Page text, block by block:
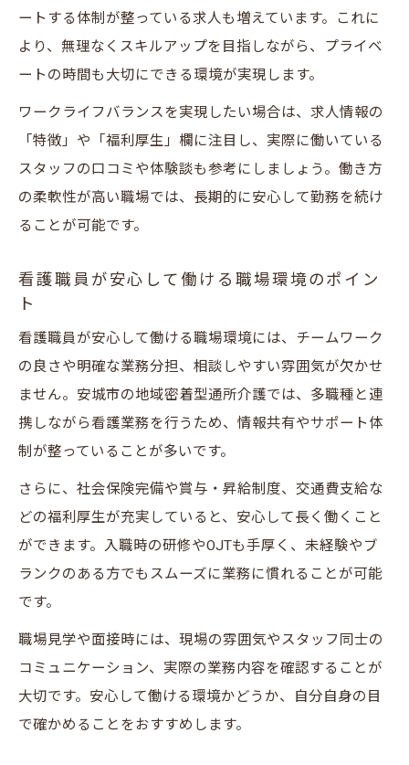
ートする体制が整っている求人も増えています。これに
より、無理なくスキルアップを目指しながら、プライベ
ートの時間も大切にできる環境が実現します。
ワークライフバランスを実現したい場合は、求人情報の
「特徴」や「福利厚生」欄に注目し、実際に働いている
スタッフの口コミや体験談も参考にしましょう。働き方
の柔軟性が高い職場では、長期的に安心して勤務を続け
ることが可能です。
看護職員が安心して働ける職場環境のポイン
ト
看護職員が安心して働ける職場環境には、チームワーク
の良さや明確な業務分担、相談しやすい雰囲気が欠かせ
ません。安城市の地域密着型通所介護では、多職種と連
携しながら看護業務を行うため、情報共有やサポート体
制が整っていることが多いです。
さらに、社会保険完備や賞与・昇給制度、交通費支給な
どの福利厚生が充実していると、安心して長く働くこと
ができます。入職時の研修やOJTも手厚く、未経験やブ
ランクのある方でもスムーズに業務に慣れることが可能
です。
職場見学や面接時には、現場の雰囲気やスタッフ同士の
コミュニケーション、実際の業務内容を確認することが
大切です。安心して働ける環境かどうか、自分自身の目
で確かめることをおすすめします。